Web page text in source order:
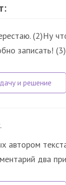
(2)Ну
записать!
автором
два